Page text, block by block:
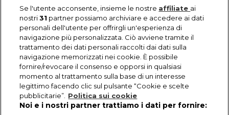
Se l'utente acconsente, insieme le nostre affiliate ai
nostri31 partner possiamo archiviare e accedere ai dati
personali dell'utente per offrirgli un'esperienza di
navigazione più personalizzata. Ciò avviene tramite il
trattamento dei dati personali raccolti dai dati sulla
navigazione memorizzati nei cookie. È possibile
fornire/revocare il consenso e opporsi in qualsiasi
momento al trattamento sulla base di un interesse
legittimo facendo clic sul pulsante “Cookie e scelte
pubblicitarie”. Politica sui cookie
Noi e i nostri partner trattiamo i dati per fornire: